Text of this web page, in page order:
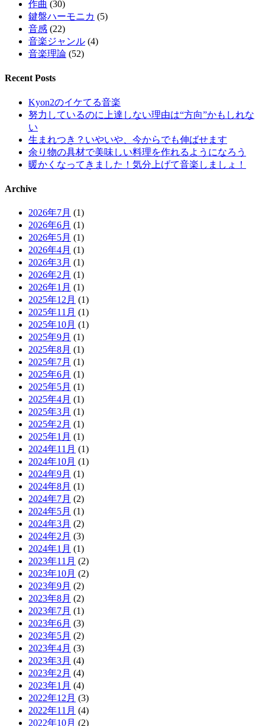
作曲 (30)
鍵盤ハーモニカ (5)
音感 (22)
音楽ジャンル (4)
音楽理論 (52)
Recent Posts
Kyon2のイケてる音楽
努力しているのに上達しない理由は“方向”かもしれな
い
生まれつき？いやいや、今からでも伸ばせます
余り物の具材で美味しい料理を作れるようになろう
暖かくなってきました！気分上げて音楽しましょ！
Archive
2026年7月 (1)
2026年6月 (1)
2026年5月 (1)
2026年4月 (1)
2026年3月 (1)
2026年2月 (1)
2026年1月 (1)
2025年12月 (1)
2025年11月 (1)
2025年10月 (1)
2025年9月 (1)
2025年8月 (1)
2025年7月 (1)
2025年6月 (1)
2025年5月 (1)
2025年4月 (1)
2025年3月 (1)
2025年2月 (1)
2025年1月 (1)
2024年11月 (1)
2024年10月 (1)
2024年9月 (1)
2024年8月 (1)
2024年7月 (2)
2024年5月 (1)
2024年3月 (2)
2024年2月 (3)
2024年1月 (1)
2023年11月 (2)
2023年10月 (2)
2023年9月 (2)
2023年8月 (2)
2023年7月 (1)
2023年6月 (3)
2023年5月 (2)
2023年4月 (3)
2023年3月 (4)
2023年2月 (4)
2023年1月 (4)
2022年12月 (3)
2022年11月 (4)
2022年10月 (2)